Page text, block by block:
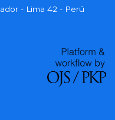
- Lima 42 - Perú